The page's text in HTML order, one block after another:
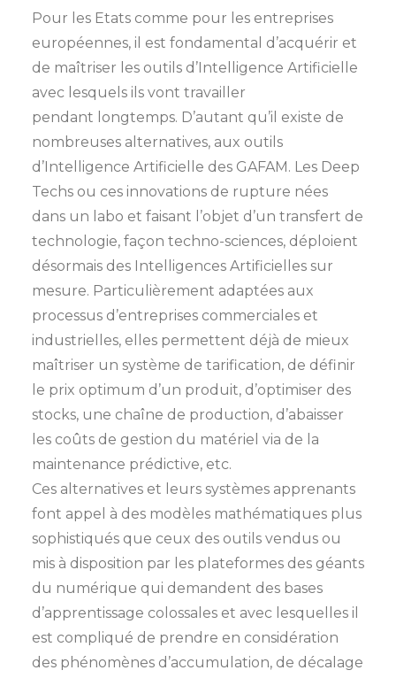
Pour les Etats comme pour les entreprises
européennes, il est fondamental d’acquérir et
de maîtriser les outils d’Intelligence Artificielle
avec lesquels ils vont travailler
pendant longtemps. D’autant qu’il existe de
nombreuses alternatives, aux outils
d’Intelligence Artificielle des GAFAM. Les Deep
Techs ou ces innovations de rupture nées
dans un labo et faisant l’objet d’un transfert de
technologie, façon techno-sciences, déploient
désormais des Intelligences Artificielles sur
mesure. Particulièrement adaptées aux
processus d’entreprises commerciales et
industrielles, elles permettent déjà de mieux
maîtriser un système de tarification, de définir
le prix optimum d’un produit, d’optimiser des
stocks, une chaîne de production, d’abaisser
les coûts de gestion du matériel via de la
maintenance prédictive, etc.
Ces alternatives et leurs systèmes apprenants
font appel à des modèles mathématiques plus
sophistiqués que ceux des outils vendus ou
mis à disposition par les plateformes des géants
du numérique qui demandent des bases
d’apprentissage colossales et avec lesquelles il
est compliqué de prendre en considération
des phénomènes d’accumulation, de décalage